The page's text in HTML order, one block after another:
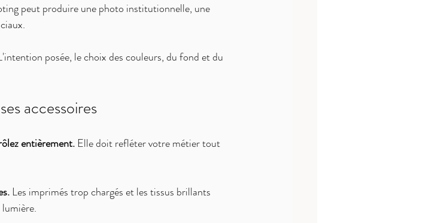
peut produire une photo institutionnelle, une
posée, le choix des couleurs, du fond et du
accessoires
entièrement. Elle doit refléter votre métier tout
Les imprimés trop chargés et les tissus brillants